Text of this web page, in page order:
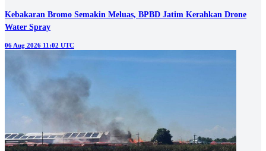
Kebakaran Bromo Semakin Meluas, BPBD Jatim Kerahkan Drone
Water Spray
06 Aug 2026 11:02 UTC